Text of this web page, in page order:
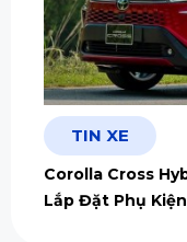
TIN XE
Corolla Cross
Lắp Đặt Phụ Kiện